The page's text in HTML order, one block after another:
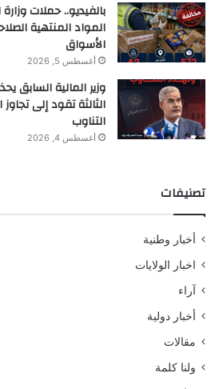
بالفيديو.. حملات وزارة
المواد المنتهية
الأسواق
أغسطس 5, 2026
وزير المالية السابق
الثالثة تقود إلى
التناوب
أغسطس 4, 2026
تصنيفات
أخبار وطنية
اخبار الولايات
آراء
أخبار دولية
مقالات
ولنا كلمة